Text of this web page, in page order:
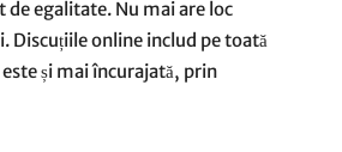
de egalitate. Nu mai are loc
Discuțiile online includ pe toată
și mai încurajată, prin